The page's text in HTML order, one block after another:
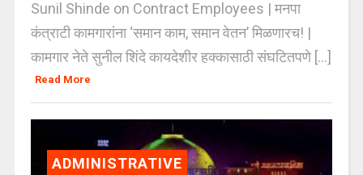
Sunil Shinde on Contract Employees | मनपा
कंत्राटी कामगारांना ‘समान काम, समान वेतन’ मिळणारच! |
कामगार नेते सुनील शिंदे कायदेशीर हक्कासाठी संघटितपणे [...]
Read More
ADMINISTRATIVE